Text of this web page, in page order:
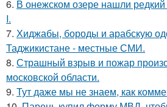
6. В онежском озере нашли редкий
I.
7. Хиджабы, бороды и арабскую
Таджикистане - местные СМИ.
8. Страшный взрыв и пожар
московской области.
9. Тут даже мы не знаем, как